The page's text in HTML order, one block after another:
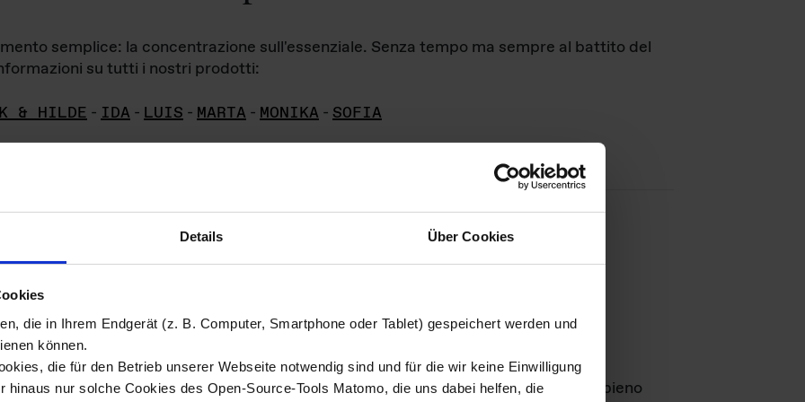
Details Über Cookies
die in Ihrem Endgerät (z. B. Computer, Smartphone oder Tablet) gespeichert werden und
können.
die für den Betrieb unserer Webseite notwendig sind und für die wir keine Einwilligung
hinaus nur solche Cookies des Open-Source-Tools Matomo, die uns dabei helfen, die
semplice: la concentrazione sull'essenziale. Senza tempo ma sempre al battito del
su tutti i nostri prodotti:
& HILDE - IDA - LUIS - MARTA - MONIKA - SOFIA
di immagini
materiale fotografico sono detenuti daDas ganze LebenGmbH e rimangono in pieno